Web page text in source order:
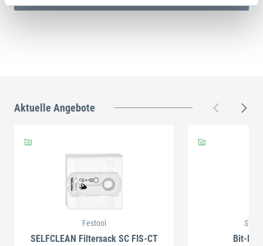
Aktuelle Angebote
Festool
SELFCLEAN Filtersack SC FIS-CT Bit-